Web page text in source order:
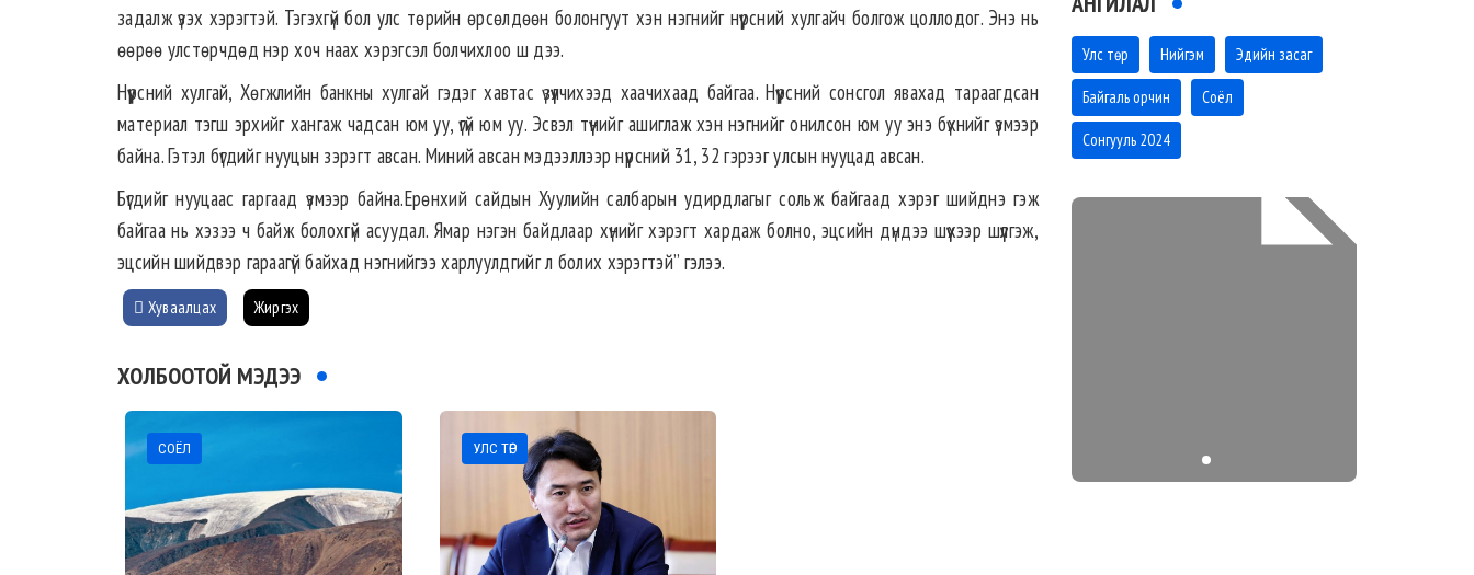
задалж үзэх хэрэгтэй. Тэгэхгүй бол улс төрийн өрсөлдөөн болонгуут хэн нэгнийг нүүрсний хулгайч болгож цоллодог. Энэ нь
өөрөө улстөрчдөд нэр хоч наах хэрэгсэл болчихлоо ш дээ.
Нүүрсний хулгай, Хөгжлийн банкны хулгай гэдэг хавтас үзүүлчихээд хаачихаад байгаа. Нүүрсний сонсгол явахад тараагдсан
материал тэгш эрхийг хангаж чадсан юм уу, үгүй юм уу. Эсвэл түүнийг ашиглаж хэн нэгнийг онилсон юм уу энэ бүхнийг үзмээр
байна. Гэтэл бүгдийг нууцын зэрэгт авсан. Миний авсан мэдээллээр нүүрсний 31, 32 гэрээг улсын нууцад авсан.
Бүгдийг нууцаас гаргаад үзмээр байна.Ерөнхий сайдын Хуулийн салбарын удирдлагыг сольж байгаад хэрэг шийднэ гэж
байгаа нь хэзээ ч байж болохгүй асуудал. Ямар нэгэн байдлаар хүнийг хэрэгт хардаж болно, эцсийн дүндээ шүүхээр шүүлгэж,
эцсийн шийдвэр гараагүй байхад нэгнийгээ харлуулдгийг л болих хэрэгтэй” гэлээ.
Хуваалцах Жиргэх
ХОЛБООТОЙ МЭДЭЭ
СОЁЛ УЛС ТӨР
Улс төр Нийгэм Эдийн засаг
Байгаль орчин Соёл
Сонгууль 2024